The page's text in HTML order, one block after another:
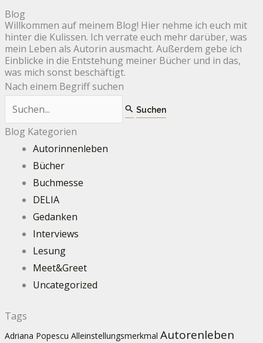
Blog
Willkommen auf meinem Blog! Hier nehme ich euch mit
hinter die Kulissen. Ich verrate euch mehr darüber, was
mein Leben als Autorin ausmacht. Außerdem gebe ich
Einblicke in die Entstehung meiner Bücher und in das,
was mich sonst beschäftigt.
Nach einem Begriff suchen
Blog Kategorien
Autorinnenleben
Bücher
Buchmesse
DELIA
Gedanken
Interviews
Lesung
Meet&Greet
Uncategorized
Tags
Adriana Popescu Alleinstellungsmerkmal Autorenleben